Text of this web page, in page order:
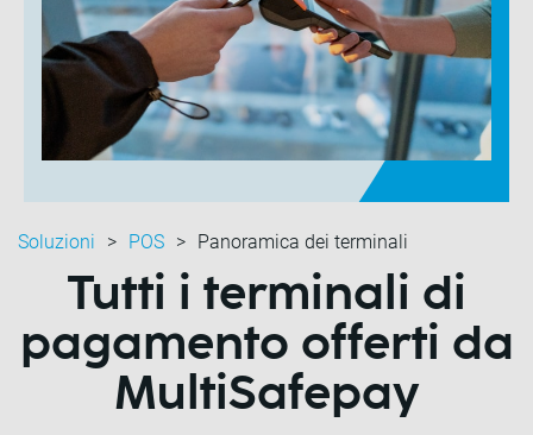
Soluzioni POS Panoramica dei terminali
Tutti i terminali di
pagamento offerti da
MultiSafepay